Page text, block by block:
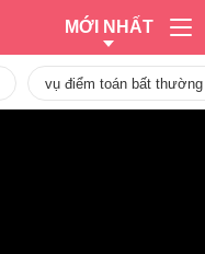
MỚI NHẤT
vụ điểm toán bất